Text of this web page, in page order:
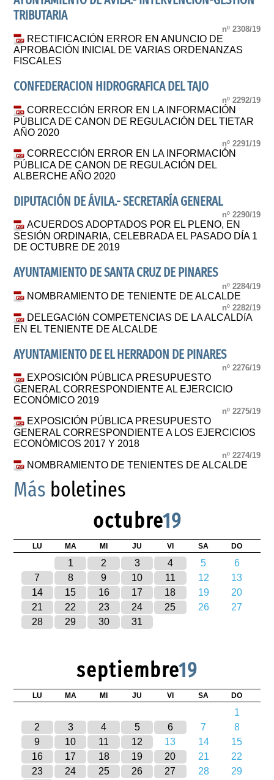
TRIBUTARIA
nº 2308/19
RECTIFICACIÓN ERROR EN ANUNCIO DE
APROBACIÓN INICIAL DE VARIAS ORDENANZAS
FISCALES
CONFEDERACION HIDROGRAFICA DEL TAJO
nº 2292/19
CORRECCIÓN ERROR EN LA INFORMACIÓN
PÚBLICA DE CANON DE REGULACIÓN DEL TIETAR
AÑO 2020
nº 2291/19
CORRECCIÓN ERROR EN LA INFORMACIÓN
PÚBLICA DE CANON DE REGULACIÓN DEL
ALBERCHE AÑO 2020
DIPUTACIÓN DE ÁVILA.- SECRETARÍA GENERAL
nº 2290/19
ACUERDOS ADOPTADOS POR EL PLENO, EN
SESIÓN ORDINARIA, CELEBRADA EL PASADO DÍA 1
DE OCTUBRE DE 2019
AYUNTAMIENTO DE SANTA CRUZ DE PINARES
nº 2284/19
NOMBRAMIENTO DE TENIENTE DE ALCALDE
nº 2282/19
DELEGACIóN COMPETENCIAS DE LA ALCALDíA
EN EL TENIENTE DE ALCALDE
AYUNTAMIENTO DE EL HERRADON DE PINARES
nº 2276/19
EXPOSICIÓN PÚBLICA PRESUPUESTO
GENERAL CORRESPONDIENTE AL EJERCICIO
ECONÓMICO 2019
nº 2275/19
EXPOSICIÓN PÚBLICA PRESUPUESTO
GENERAL CORRESPONDIENTE A LOS EJERCICIOS
ECONÓMICOS 2017 Y 2018
nº 2274/19
NOMBRAMIENTO DE TENIENTES DE ALCALDE
Más boletines
octubre19
LU MA MI JU VI SA DO
1 2 3 4 5
6
7
8 9 10 11 12
13
14
15 16 17 18 19
20
21
22 23 24 25 26
27
28
29 30 31
septiembre19
LU MA MI JU VI SA DO
1
2
3 4 5 6 7
8
9
10 11 12 13 14
15
16
17 18 19 20 21
22
23
24 25 26 27 28
29